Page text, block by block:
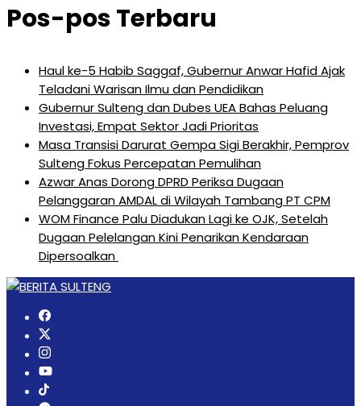
Pos-pos Terbaru
Haul ke-5 Habib Saggaf, Gubernur Anwar Hafid Ajak
Teladani Warisan Ilmu dan Pendidikan
Gubernur Sulteng dan Dubes UEA Bahas Peluang
Investasi, Empat Sektor Jadi Prioritas
Masa Transisi Darurat Gempa Sigi Berakhir, Pemprov
Sulteng Fokus Percepatan Pemulihan
Azwar Anas Dorong DPRD Periksa Dugaan
Pelanggaran AMDAL di Wilayah Tambang PT CPM
‎WOM Finance Palu Diadukan Lagi ke OJK, Setelah
Dugaan Pelelangan Kini Penarikan Kendaraan
Dipersoalkan ‎